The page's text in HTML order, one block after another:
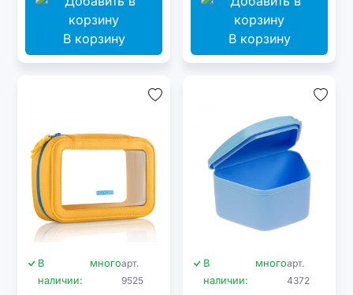
В корзину В корзину
В
наличии:
многоарт.
9525
В
наличии:
многоарт.
4372